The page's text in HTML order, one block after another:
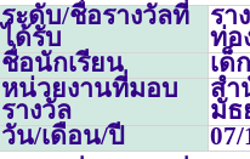
ระดับ/ชื่อรางวัลที่
ได้รับ
รา
ท่อ
ชื่อนักเรียน
เด็
หน่วยงานที่มอบ
รางวัล
สำ
มัธ
วัน/เดือน/ปี
07/